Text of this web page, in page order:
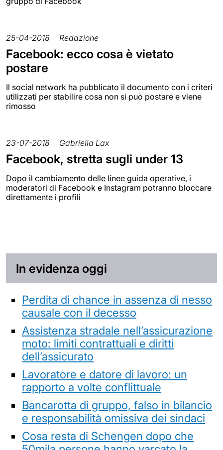
25-04-2018 Redazione
Facebook: ecco cosa è vietato
postare
Il social network ha pubblicato il documento con i criteri
utilizzati per stabilire cosa non si può postare e viene
rimosso
23-07-2018 Gabriella Lax
Facebook, stretta sugli under 13
Dopo il cambiamento delle linee guida operative, i
moderatori di Facebook e Instagram potranno bloccare
direttamente i profili
In evidenza oggi
Perdita di chance in assenza di nesso
causale con il decesso
Assistenza stradale nell’assicurazione
moto: limiti contrattuali e diritti
dell’assicurato
Lavoratore e datore di lavoro: un
rapporto a volte conflittuale
Bancarotta di gruppo, falso in bilancio
e responsabilità omissiva dei sindaci
Cosa resta di Schengen dopo che